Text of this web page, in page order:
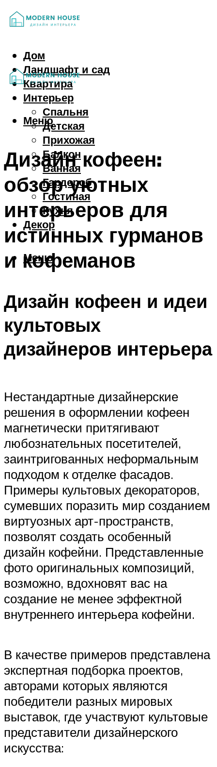
Дом
Ландшафт и сад
Квартира
Интерьер
Спальня
Детская
Прихожая
Балкон
Ванная
Гардероб
Гостиная
Кухня
Декор
Меню
Меню
Дизайн кофеен:
обзор уютных
интерьеров для
истинных гурманов
и кофеманов
Дизайн кофеен и идеи
культовых
дизайнеров интерьера
Нестандартные дизайнерские
решения в оформлении кофеен
магнетически притягивают
любознательных посетителей,
заинтригованных неформальным
подходом к отделке фасадов.
Примеры культовых декораторов,
сумевших поразить мир созданием
виртуозных арт-пространств,
позволят создать особенный
дизайн кофейни. Представленные
фото оригинальных композиций,
возможно, вдохновят вас на
создание не менее эффектной
внутреннего интерьера кофейни.
В качестве примеров представлена
экспертная подборка проектов,
авторами которых являются
победители разных мировых
выставок, где участвуют культовые
представители дизайнерского
искусства: